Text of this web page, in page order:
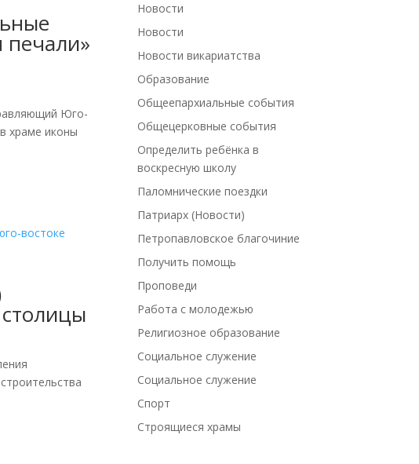
Юго-
храме иконы
Новости
Новости
Новости викариатства
Образование
Общеепархиальные события
Общецерковные события
Определить ребёнка в
воскресную школу
Паломнические поездки
Патриарх (Новости)
Петропавловское благочиние
Получить помощь
Проповеди
Работа с молодежью
Религиозное образование
Социальное служение
Социальное служение
Спорт
Строящиеся храмы